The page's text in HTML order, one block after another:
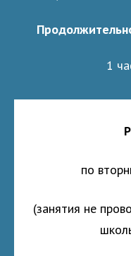
1
по
(занятия не